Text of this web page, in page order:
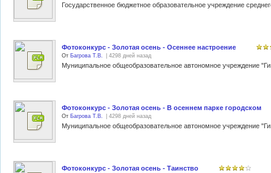
Фотоконкурс - Золотая осень - Осеннее настроение
От Багрова Т.В. | 4298 дней назад
Фотоконкурс - Золотая осень - В осеннем парке городском
От Багрова Т.В. | 4298 дней назад
Фотоконкурс - Золотая осень - Таинство